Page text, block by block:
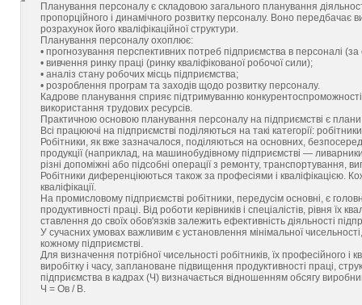
Планування персоналу є складовою загального планування
пропорційного і динамічного розвитку персоналу. Воно передбачає
розрахунок його кваліфікаційної структури.
Планування персоналу охоплює:
• прогнозування перспективних потреб підприємства в персоналі
• вивчення ринку праці (ринку кваліфікованої робочої сили);
• аналіз стану робочих місць підприємства;
• розроблення програм та заходів щодо розвитку персоналу.
Кадрове планування сприяє підтримуванню
використання трудових ресурсів.
Практичною основою планування персоналу на підприємстві є плани
Всі працюючі на підприємстві поділяються на такі категорії:
Робітники, як вже зазначалося, поділяються на основних,
продукції (наприклад, на машинобудівному підприємстві —
різні допоміжні або підсобні операції з ремонту, транспортування,
Робітники диференціюються також за професіями і кваліфікацією.
кваліфікації.
На промисловому підприємстві робітники, передусім основні, є
продуктивності праці. Від роботи керівників і спеціалістів, рівня їх
ставлення до своїх обов'язків залежить ефективність діяльності
У сучасних умовах важливим є установлення мінімальної
кожному підприємстві.
Для визначення потрібної чисельності робітників, їх професійного
виробітку і часу, заплановане підвищення продуктивності праці,
підприємства в кадрах (Ч) визначається відношенням обсягу
Ч = Ов / В.